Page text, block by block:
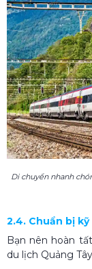
Di chuyển nhanh
2.4. Chuẩn bị
Bạn nên hoàn
du lịch Quảng